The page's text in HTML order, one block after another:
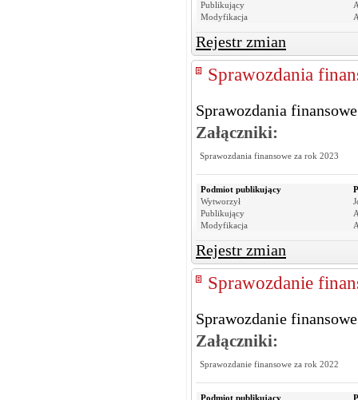
Publikujący
Modyfikacja
Rejestr zmian
Sprawozdania
Sprawozdania
Załączniki:
Sprawozdania finansowe za rok 2023
Podmiot publikujący
Wytworzył
Publikujący
Modyfikacja
Rejestr zmian
Sprawozdanie
Sprawozdanie
Załączniki:
Sprawozdanie finansowe za rok 2022
Podmiot publikujący